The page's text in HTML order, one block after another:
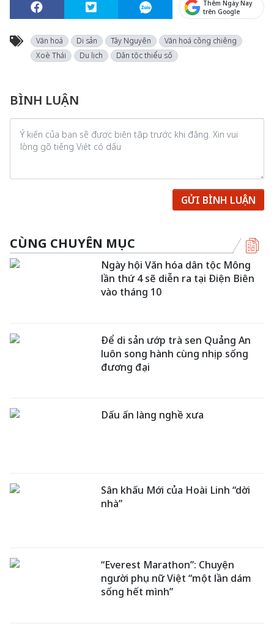
Thêm Ngày Nay
trên Google
Văn hoá Di sản Tây Nguyên
Văn hoá cồng chiêng
Xoè Thái
Du lịch Dân tộc thiểu số
BÌNH LUẬN
GỬI BÌNH LUẬN
CÙNG CHUYÊN MỤC
Ngày hội Văn hóa dân tộc Mông
lần thứ 4 sẽ diễn ra tại Điện Biên
vào tháng 10
Để di sản ướp trà sen Quảng An
luôn song hành cùng nhịp sống
đương đại
Dấu ấn làng nghề xưa
Sân khấu Mới của Hoài Linh “dời
nhà”
“Everest Marathon”: Chuyện
người phụ nữ Việt “một lần dám
sống hết mình”